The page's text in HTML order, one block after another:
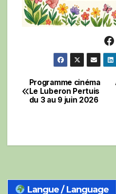
Navigation
de
Programme cinéma
Le Luberon Pertuis
du 3 au 9 juin 2026
Langue / Language